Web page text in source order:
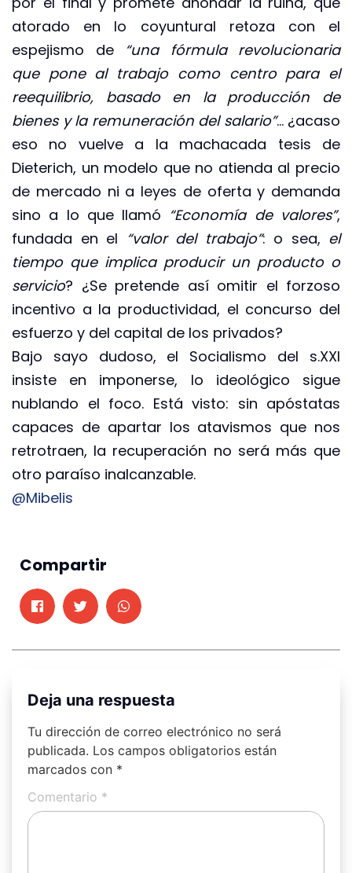
atorado en lo coyuntural retoza con el
espejismo de “una fórmula revolucionaria
que pone al trabajo como centro para el
reequilibrio, basado en la producción de
bienes y la remuneración del salario”… ¿acaso
eso no vuelve a la machacada tesis de
Dieterich, un modelo que no atienda al precio
de mercado ni a leyes de oferta y demanda
sino a lo que llamó “Economía de valores”,
fundada en el “valor del trabajo”: o sea, el
tiempo que implica producir un producto o
servicio? ¿Se pretende así omitir el forzoso
incentivo a la productividad, el concurso del
esfuerzo y del capital de los privados?
Bajo sayo dudoso, el Socialismo del s.XXI
insiste en imponerse, lo ideológico sigue
nublando el foco. Está visto: sin apóstatas
capaces de apartar los atavismos que nos
retrotraen, la recuperación no será más que
otro paraíso inalcanzable.
@Mibelis
Compartir
Deja una respuesta
Tu dirección de correo electrónico no será
publicada. Los campos obligatorios están
marcados con *
Comentario *